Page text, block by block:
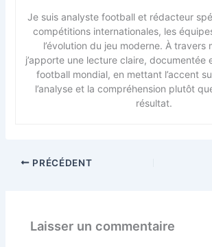
Je suis analyste football et rédacteur
compétitions internationales, les
l’évolution du jeu moderne. À travers
j’apporte une lecture claire, documentée
football mondial, en mettant l’accent
l’analyse et la compréhension plutôt
résultat.
PRÉCÉDENT
Laisser un commentaire